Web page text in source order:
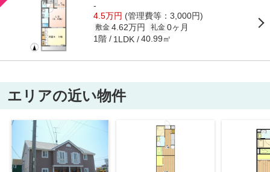
-
4.5万円 (管理費等：3,000円)
敷金 4.62万円 礼金 0ヶ月
1階 1LDK 40.99㎡
エリアの近い物件